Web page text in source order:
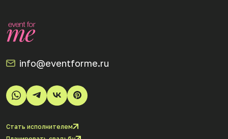
info@eventforme.ru
Стать исполнителем